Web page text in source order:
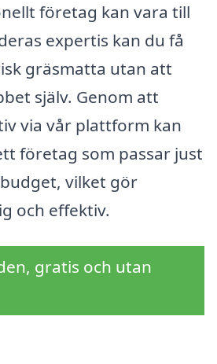
företag kan vara till
expertis kan du få
gräsmatta utan att
själv. Genom att
via vår plattform kan
företag som passar just
vilket gör
och effektiv.
gratis och utan